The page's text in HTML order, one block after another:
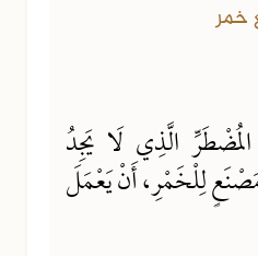
خمر
الَّذِي لَا يَجِدُ
لِلْخَمْرِ، أَنْ يَعْمَلَ